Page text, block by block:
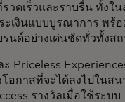
วดเร็วและราบรื่น ทั้งใ
ะเงินแบบบูรณาการ พ
นด์อย่างเด่นชัดทั่วทั้งส
Priceless
อกาสที่จะได้ลงไปในส
รางวัลเมื่อใช้ระบ